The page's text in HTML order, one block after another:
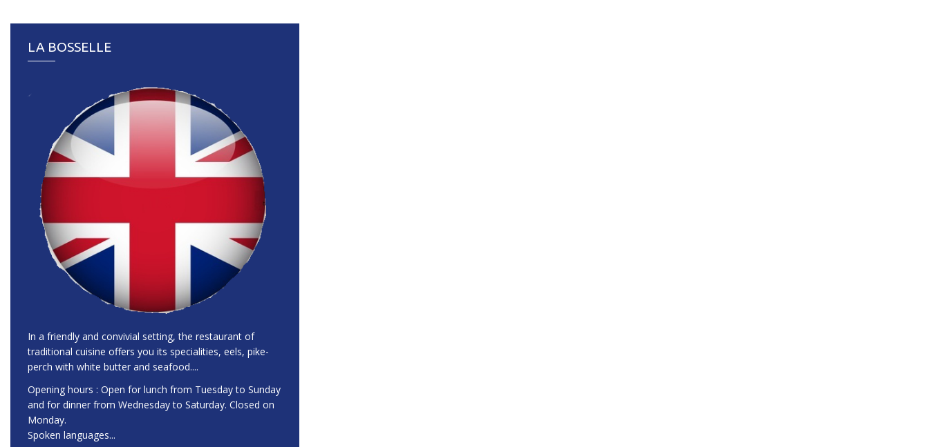
LA BOSSELLE
In a friendly and convivial setting, the restaurant of
traditional cuisine offers you its specialities, eels, pike-
perch with white butter and seafood....
Opening hours : Open for lunch from Tuesday to Sunday
and for dinner from Wednesday to Saturday. Closed on
Monday.
Spoken languages...